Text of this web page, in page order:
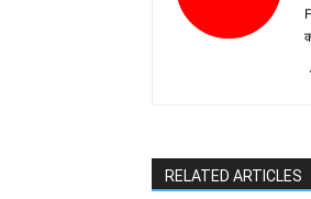
RELATED ARTICLES